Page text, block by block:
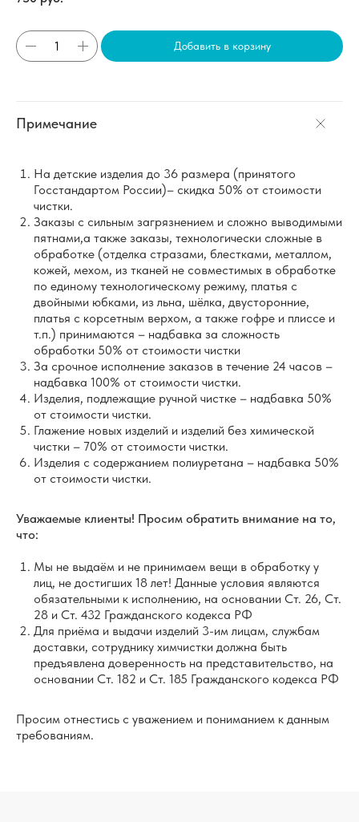
Добавить в корзину
Примечание
На детские изделия до 36 размера (принятого
Госстандартом России)– скидка 50% от стоимости
чистки.
Заказы с сильным загрязнением и сложно выводимыми
пятнами,а также заказы, технологически сложные в
обработке (отделка стразами, блестками, металлом,
кожей, мехом, из тканей не совместимых в обработке
по единому технологическому режиму, платья с
двойными юбками, из льна, шёлка, двусторонние,
платья с корсетным верхом, а также гофре и плиссе и
т.п.) принимаются – надбавка за сложность
обработки 50% от стоимости чистки
За срочное исполнение заказов в течение 24 часов –
надбавка 100% от стоимости чистки.
Изделия, подлежащие ручной чистке – надбавка 50%
от стоимости чистки.
Глажение новых изделий и изделий без химической
чистки – 70% от стоимости чистки.
Изделия с содержанием полиуретана – надбавка 50%
от стоимости чистки.
Уважаемые клиенты! Просим обратить внимание на то,
что:
Мы не выдаём и не принимаем вещи в обработку у
лиц, не достигших 18 лет! Данные условия являются
обязательными к исполнению, на основании Ст. 26, Ст.
28 и Ст. 432 Гражданского кодекса РФ
Для приёма и выдачи изделий 3-им лицам, службам
доставки, сотруднику химчистки должна быть
предъявлена доверенность на представительство, на
основании Ст. 182 и Ст. 185 Гражданского кодекса РФ
Просим отнестись с уважением и пониманием к данным
требованиям.